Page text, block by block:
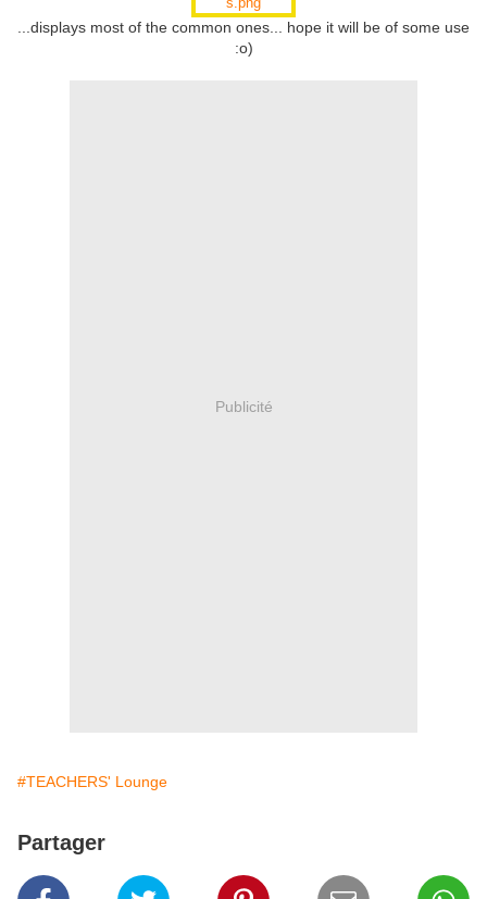
...displays most of the common ones... hope it will be of some use
:o)
Publicité
#TEACHERS' Lounge
Partager